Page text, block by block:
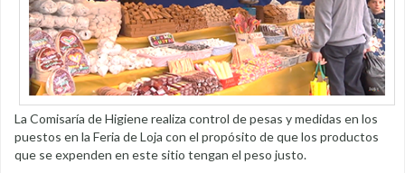
La Comisaría de Higiene realiza control de pesas y medidas en los
puestos en la Feria de Loja con el propósito de que los productos
que se expenden en este sitio tengan el peso justo.